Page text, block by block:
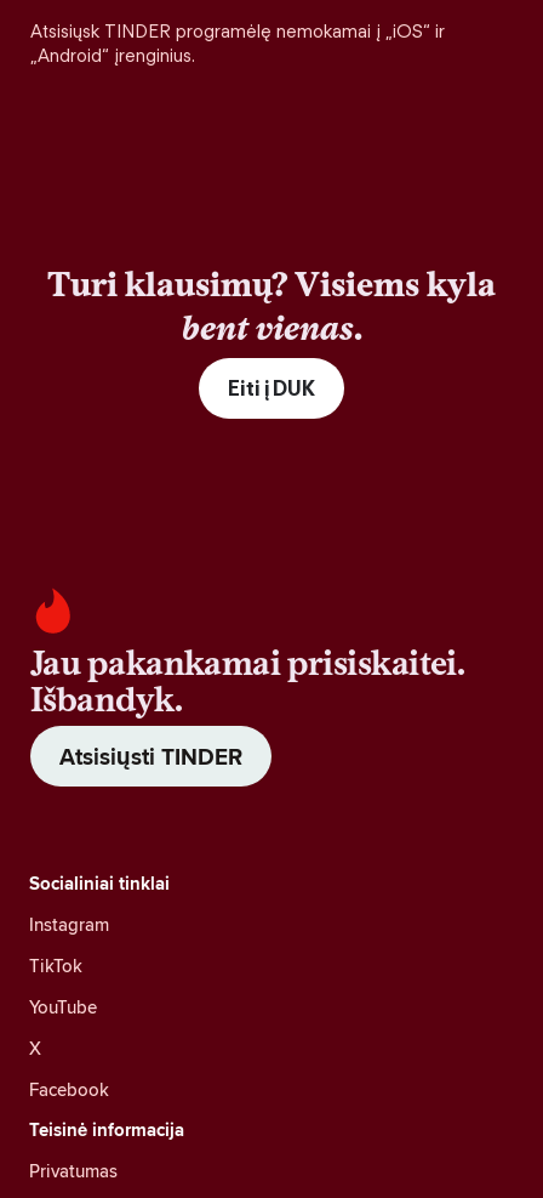
Atsisiųsk TINDER programėlę nemokamai į „iOS“ ir
„Android“ įrenginius.
Turi klausimų? Visiems kyla
bent vienas.
Eiti į DUK
Jau pakankamai prisiskaitei.
Išbandyk.
Atsisiųsti TINDER
Socialiniai tinklai
Instagram
TikTok
YouTube
X
Facebook
Teisinė informacija
Privatumas